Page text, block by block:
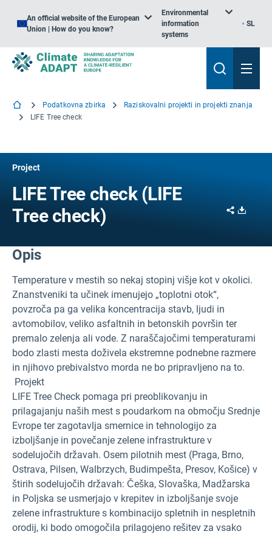
An official website of the European
Union | How do you know?
Environmental
information
systems
SL
Podatkovna zbirka
Raziskovalni projekti in projekti znanja
LIFE Tree check
Project
LIFE Tree check (LIFE
Tree check)
Share
Opis
Temperature v mestih so nekaj stopinj višje kot v okolici.
Znanstveniki ta učinek imenujejo „toplotni otok“,
povzroča pa ga velika koncentracija stavb, ljudi in
avtomobilov, veliko asfaltnih in betonskih površin ter
premalo zelenja ali vode. Z naraščajočimi temperaturami
bodo zlasti mesta doživela ekstremne podnebne razmere
in njihovo prebivalstvo morda ne bo pripravljeno na to.
Projekt
LIFE Tree Check pomaga pri preoblikovanju in
prilagajanju naših mest s poudarkom na območju Srednje
Evrope ter zagotavlja smernice in tehnologijo za
izboljšanje in povečanje zelene infrastrukture v
sodelujočih državah. Osem pilotnih mest (Praga, Brno,
Ostrava, Pilsen, Walbrzych, Budimpešta, Presov, Košice) v
štirih sodelujočih državah: Češka, Slovaška, Madžarska
in Poljska se usmerjajo v krepitev in izboljšanje svoje
zelene infrastrukture s kombinacijo spletnih in nespletnih
orodij, ki bodo omogočila prilagojeno rešitev za vsako